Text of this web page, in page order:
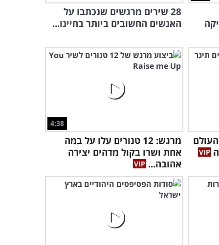
28 שירים מרגשים שנכתבו על
האנשים החשובים ביותר בחיינו...
העולם
4:38
מרגש: 12 טנורים עלו על במה
אחת ושרו בקול מדהים יצירה
אהובה...